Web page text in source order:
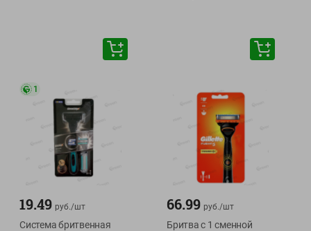
1
19.49 руб./шт
Система бритвенная
66.99 руб./шт
Бритва с 1 сменной